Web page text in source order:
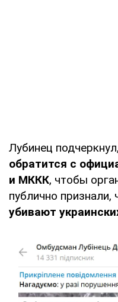
Лубинец
обратится с
и МККК, чтобы
публично признали,
убивают